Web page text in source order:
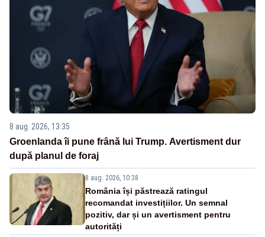
8 aug. 2026, 13:35
Groenlanda îi pune frână lui Trump. Avertisment dur
după planul de foraj
8 aug. 2026, 10:38
România își păstrează ratingul
recomandat investițiilor. Un semnal
pozitiv, dar și un avertisment pentru
autorități